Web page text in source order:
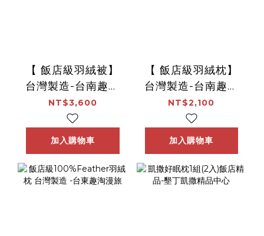
【 飯店級羽絨被】
台灣製造-台南趣淘
漫旅
NT$3,600
加入購物車
【 飯店級羽絨枕】
台灣製造-台南趣淘
漫旅
NT$2,100
加入購物車